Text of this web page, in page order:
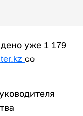
уже 1 179
со